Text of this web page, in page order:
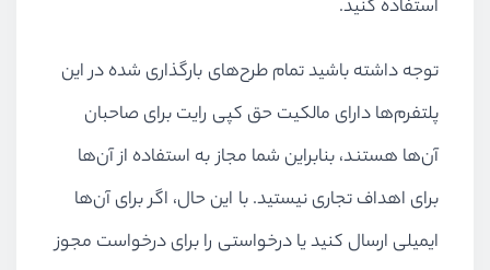
استفاده کنید.
توجه داشته باشید تمام طرح‌های بارگذاری شده در این
پلتفرم‌ها دارای مالکیت حق کپی رایت برای صاحبان
آن‌ها هستند، بنابراین شما مجاز به استفاده از آن‌ها
برای اهداف تجاری نیستید. با این حال، اگر برای آن‌ها
ایمیلی ارسال کنید یا درخواستی را برای درخواست مجوز